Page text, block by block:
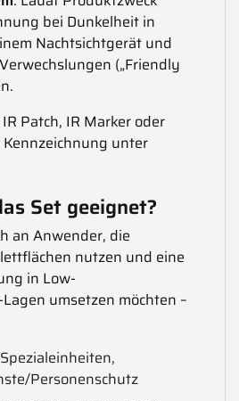
bei Dunkelheit in
Nachtsichtgerät und
(„Friendly
Patch, IR Marker oder
unter
Set geeignet?
an Anwender, die
nutzen und eine
in Low-
umsetzen möchten –
Personenschutz